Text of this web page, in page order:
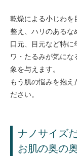
乾燥による小じわを
整え、ハリのあるな
口元、目元など特に
ワ・たるみが気に
象を与えます。
もう肌の悩みを抱え
ださい。
ナノサイズ
お肌の奥の